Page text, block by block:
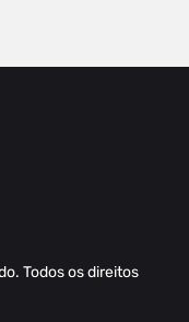
Todos os direitos